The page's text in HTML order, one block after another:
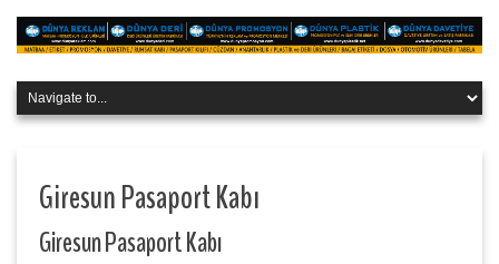
Giresun Pasaport Kabı
Giresun Pasaport Kabı